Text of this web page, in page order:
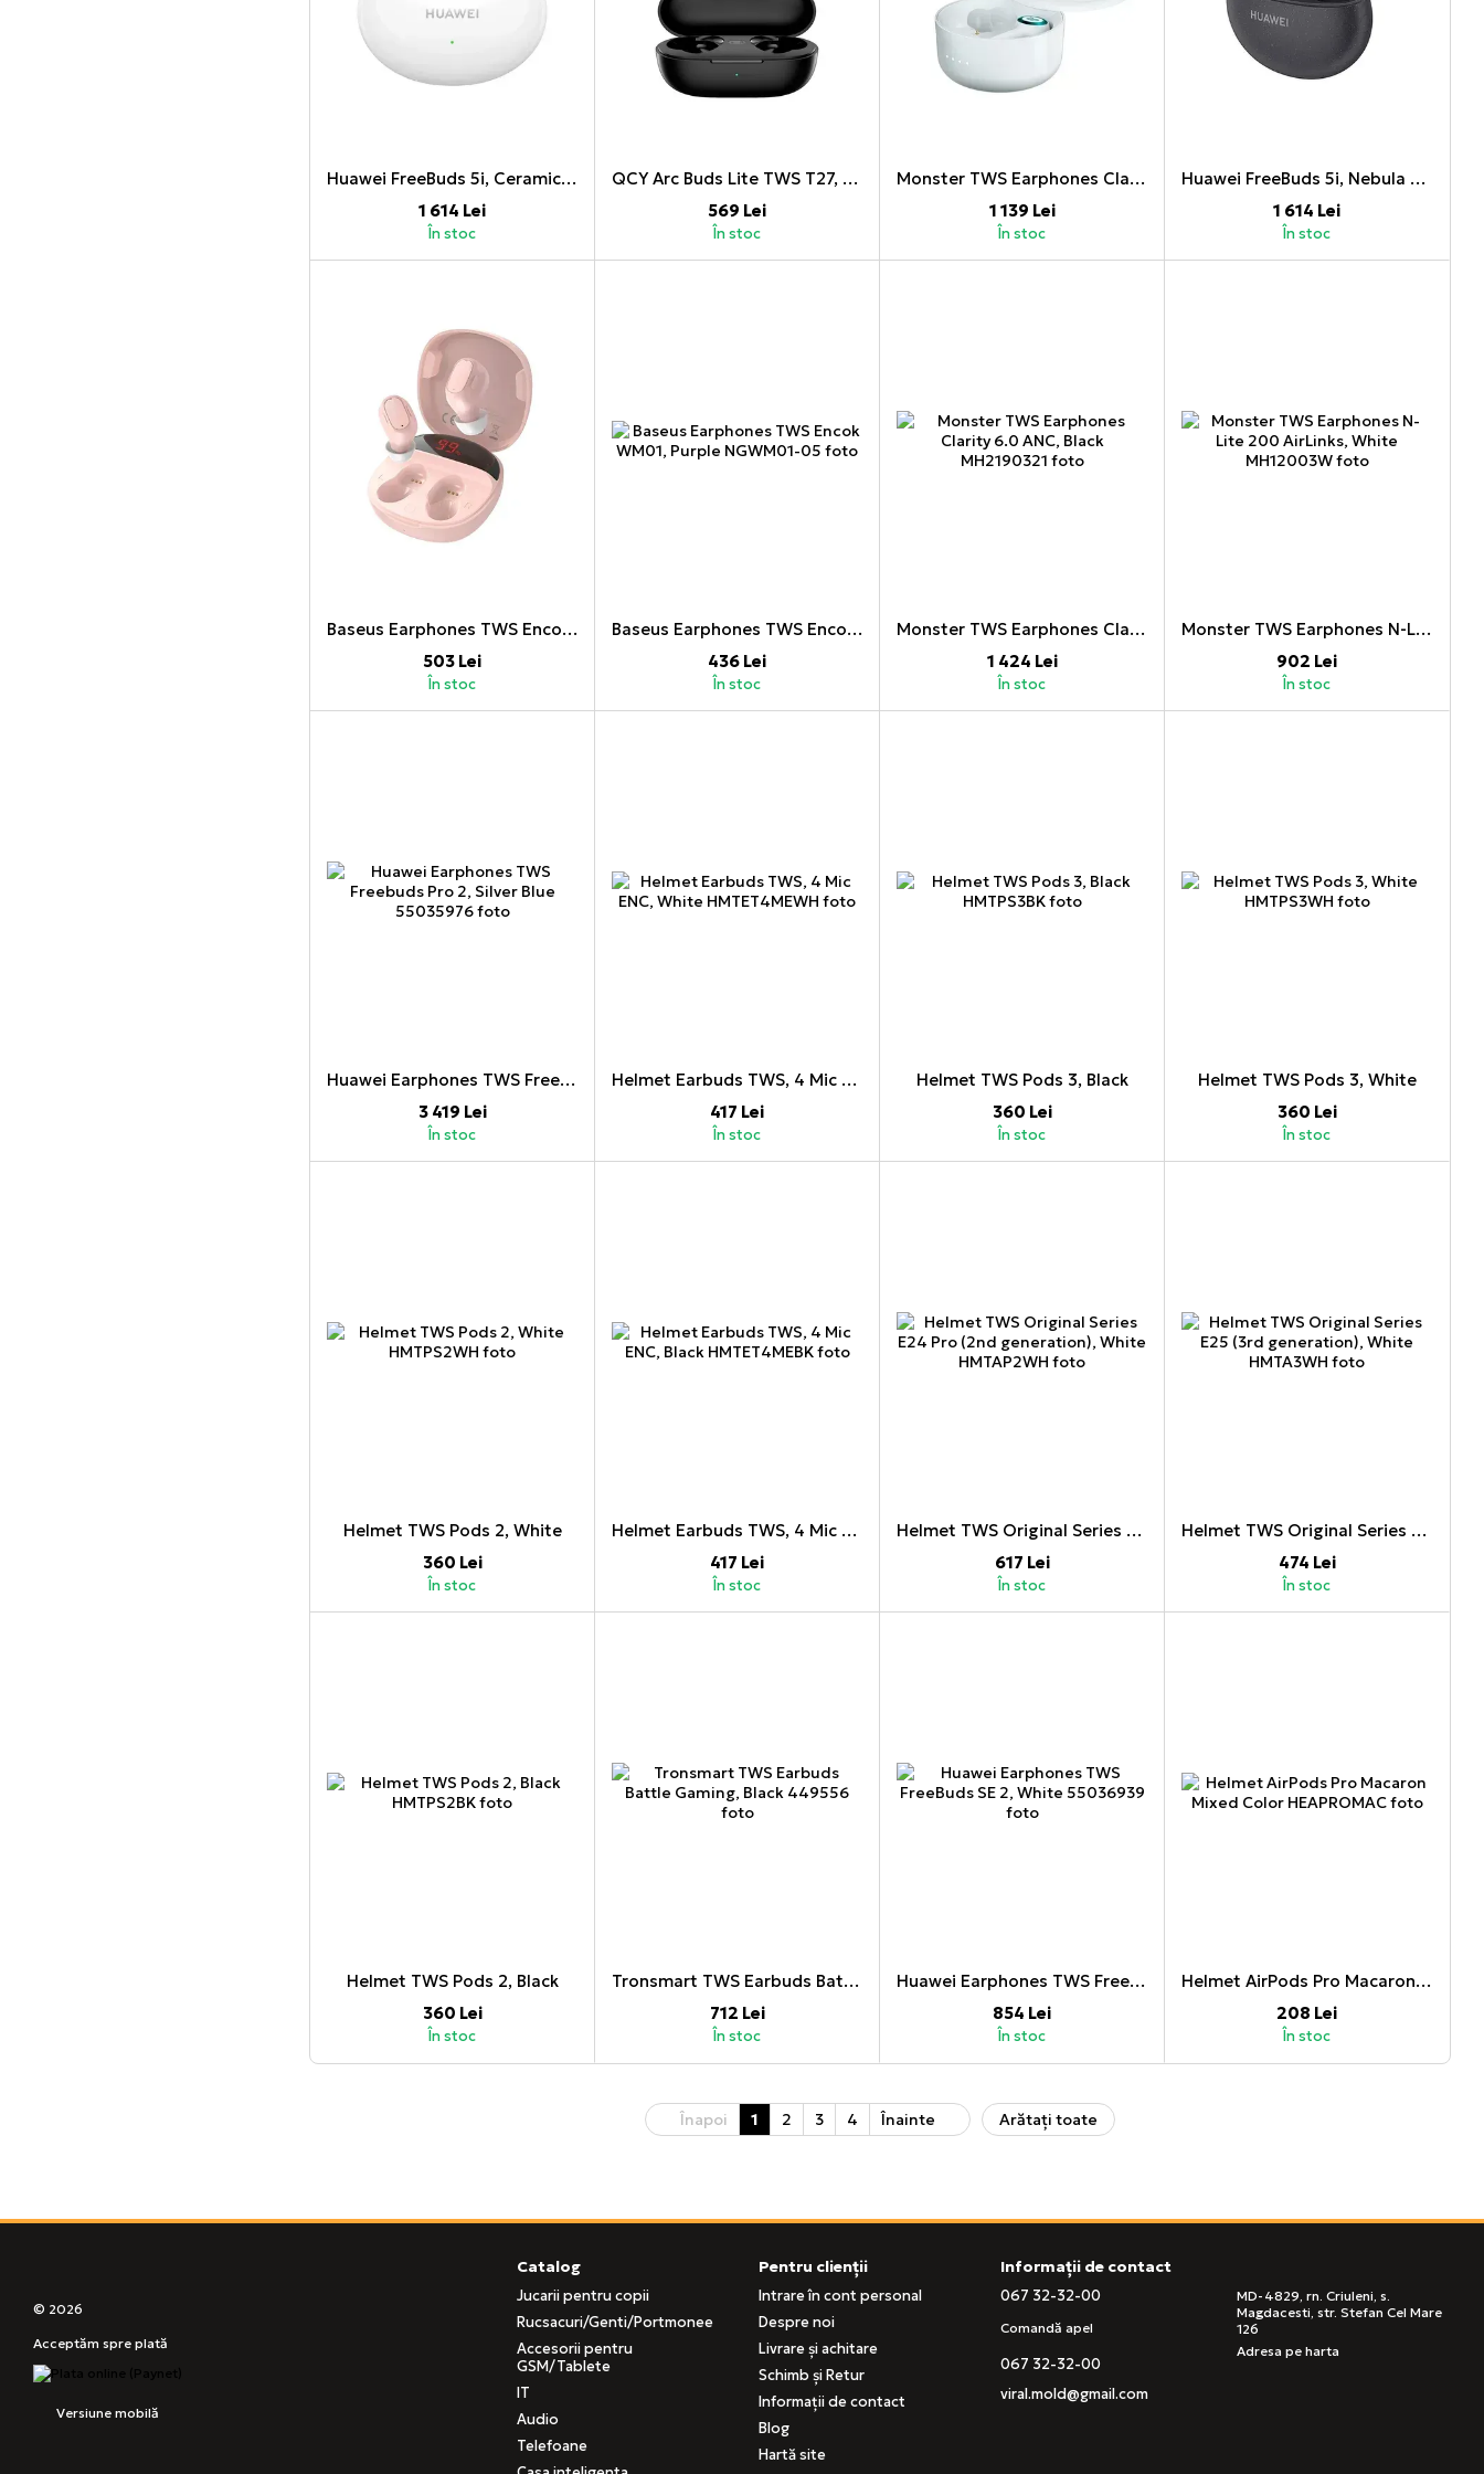
Huawei FreeBuds 5i, Ceramic White
1 614 Lei
În stoc
QCY Arc Buds Lite TWS T27, Black
569 Lei
În stoc
Monster TWS Earphones Clarity 102 AirLinks, White
1 139 Lei
În stoc
Huawei FreeBuds 5i, Nebula Black
1 614 Lei
În stoc
Baseus Earphones TWS Encok WM01 Plus, Pink
503 Lei
În stoc
Baseus Earphones TWS Encok WM01, Purple
436 Lei
În stoc
Monster TWS Earphones Clarity 6.0 ANC, Black
1 424 Lei
În stoc
Monster TWS Earphones N-Lite 200 AirLinks, White
902 Lei
În stoc
Huawei Earphones TWS Freebuds Pro 2, Silver Blue
3 419 Lei
În stoc
Helmet Earbuds TWS, 4 Mic ENC, White
417 Lei
În stoc
Helmet TWS Pods 3, Black
360 Lei
În stoc
Helmet TWS Pods 3, White
360 Lei
În stoc
Helmet TWS Pods 2, White
360 Lei
În stoc
Helmet Earbuds TWS, 4 Mic ENC, Black
417 Lei
În stoc
Helmet TWS Original Series E24 Pro (2nd generation), White
617 Lei
În stoc
Helmet TWS Original Series E25 (3rd generation), White
474 Lei
În stoc
Helmet TWS Pods 2, Black
360 Lei
În stoc
Tronsmart TWS Earbuds Battle Gaming, Black
712 Lei
În stoc
Huawei Earphones TWS FreeBuds SE 2, White
854 Lei
În stoc
Helmet AirPods Pro Macaron Mixed Color
208 Lei
În stoc
Înapoi 1 2 3 4 Înainte Arătați toate
© 2026
Acceptăm spre plată
Versiune mobilă
Catalog
Jucarii pentru copii
Rucsacuri/Genti/Portmonee
Accesorii pentru
GSM/Tablete
IT
Audio
Telefoane
Pentru clienții
Intrare în cont personal
Despre noi
Livrare și achitare
Schimb și Retur
Informații de contact
Blog
Hartă site
Informații de contact
067 32-32-00
Comandă apel
067 32-32-00
viral.mold@gmail.com
MD-4829, rn. Criuleni, s.
Magdacesti, str. Stefan Cel Mare
126
Adresa pe harta